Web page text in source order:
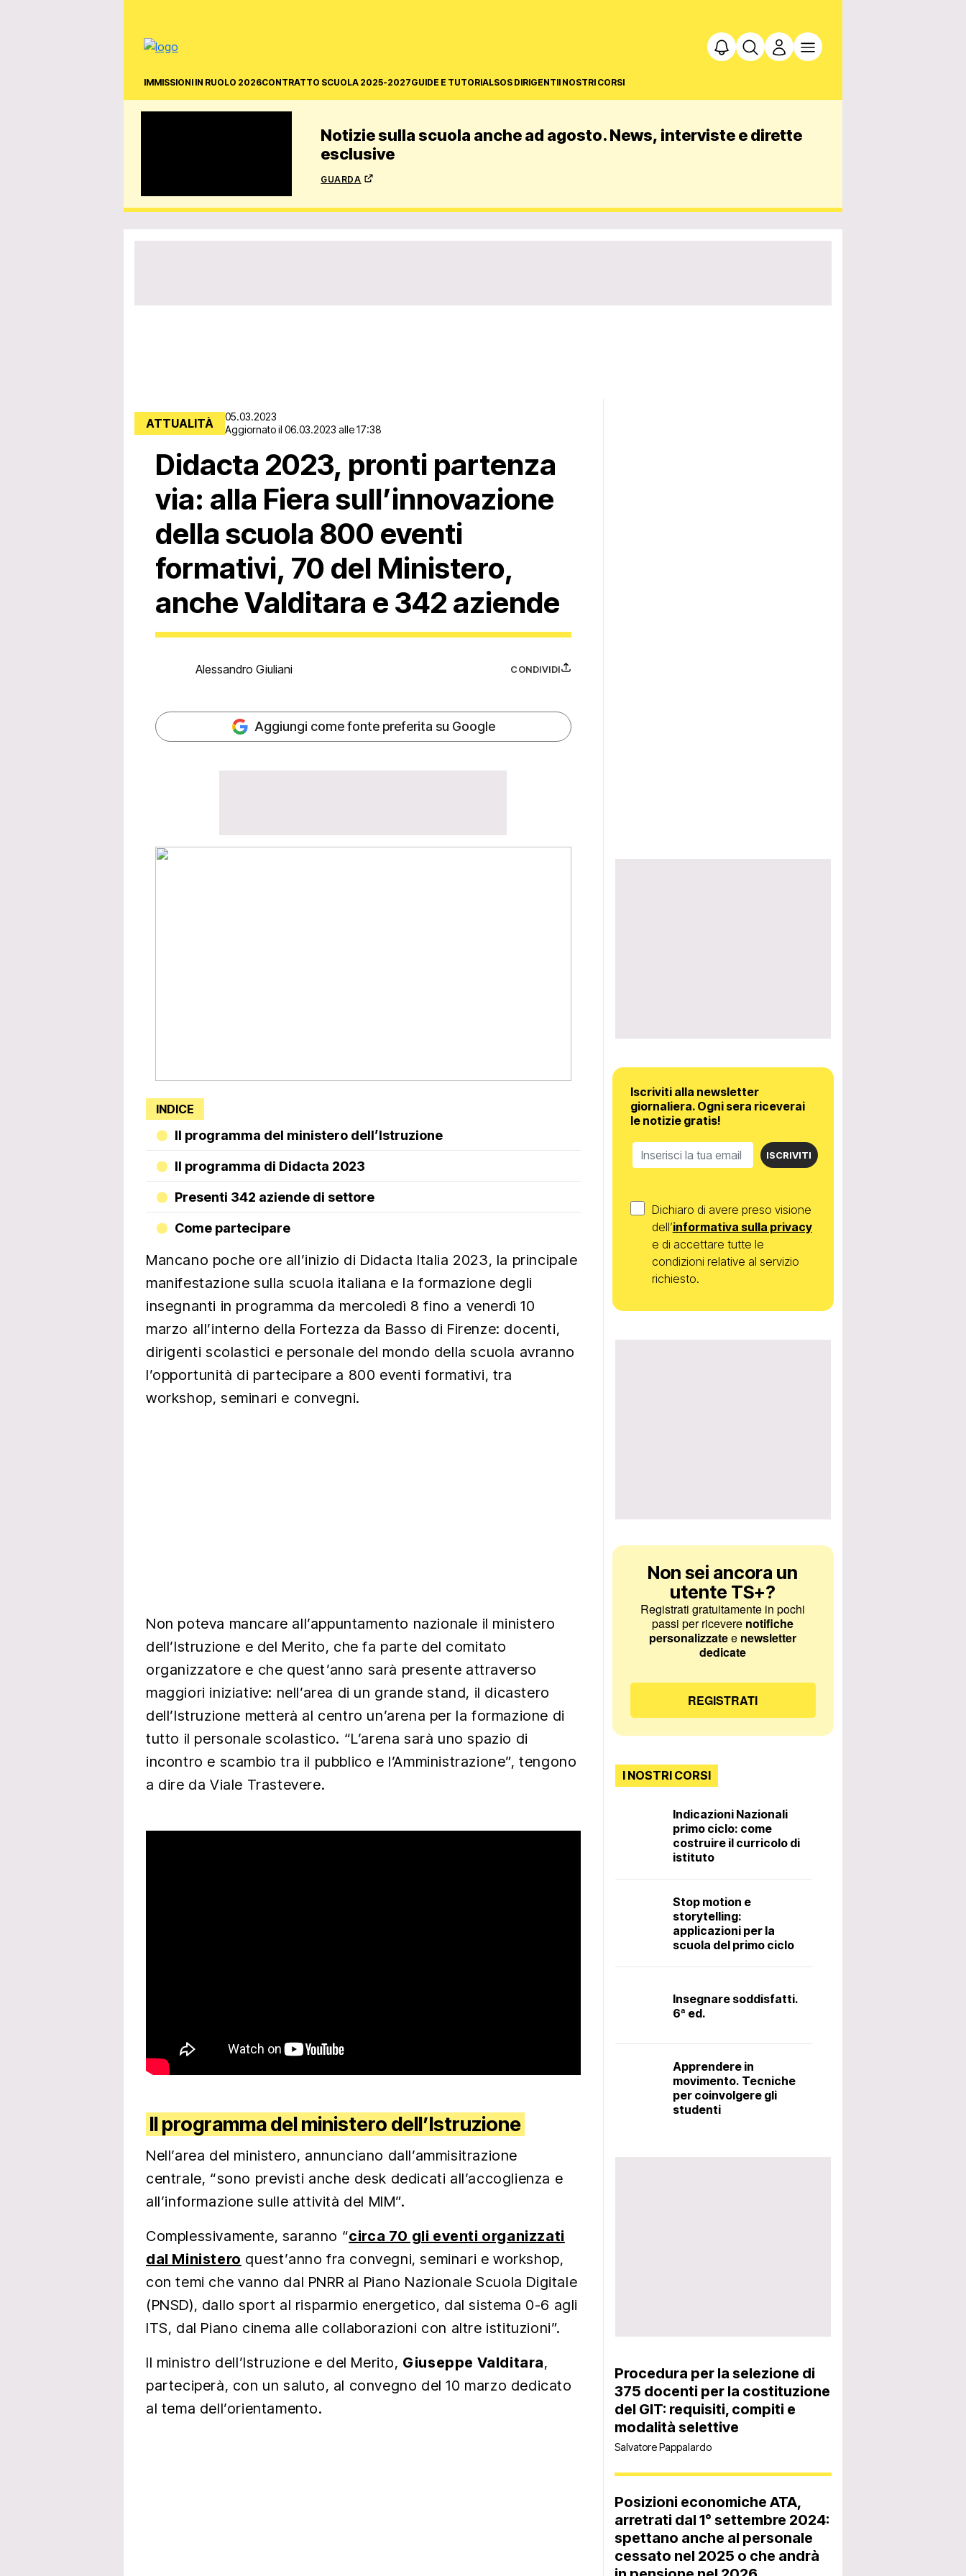
IMMISSIONI IN RUOLO 2026CONTRATTO SCUOLA 2025-2027GUIDE E TUTORIALSOS DIRIGENTII NOSTRI CORSI
Notizie sulla scuola anche ad agosto. News, interviste e dirette
esclusive
guarda
ATTUALITÀ
05.03.2023
Aggiornato il 06.03.2023 alle 17:38
Didacta 2023, pronti partenza
via: alla Fiera sull’innovazione
della scuola 800 eventi
formativi, 70 del Ministero,
anche Valditara e 342 aziende
Alessandro Giuliani CONDIVIDI
Aggiungi come fonte preferita su Google
INDICE
Il programma del ministero dell’Istruzione
Il programma di Didacta 2023
Presenti 342 aziende di settore
Come partecipare
Mancano poche ore all’inizio di Didacta Italia 2023, la principale
manifestazione sulla scuola italiana e la formazione degli
insegnanti in programma da mercoledì 8 fino a venerdì 10
marzo all’interno della Fortezza da Basso di Firenze: docenti,
dirigenti scolastici e personale del mondo della scuola avranno
l’opportunità di partecipare a 800 eventi formativi, tra
workshop, seminari e convegni.
Non poteva mancare all’appuntamento nazionale il ministero
dell’Istruzione e del Merito, che fa parte del comitato
organizzatore e che quest’anno sarà presente attraverso
maggiori iniziative: nell’area di un grande stand, il dicastero
dell’Istruzione metterà al centro un’arena per la formazione di
tutto il personale scolastico. “L’arena sarà uno spazio di
incontro e scambio tra il pubblico e l’Amministrazione”, tengono
a dire da Viale Trastevere.
Il programma del ministero dell’Istruzione
Nell’area del ministero, annunciano dall’ammisitrazione
centrale, “sono previsti anche desk dedicati all’accoglienza e
all’informazione sulle attività del MIM”.
Complessivamente, saranno “circa 70 gli eventi organizzati
dal Ministero quest’anno fra convegni, seminari e workshop,
con temi che vanno dal PNRR al Piano Nazionale Scuola Digitale
(PNSD), dallo sport al risparmio energetico, dal sistema 0-6 agli
ITS, dal Piano cinema alle collaborazioni con altre istituzioni”.
Il ministro dell’Istruzione e del Merito, Giuseppe Valditara,
parteciperà, con un saluto, al convegno del 10 marzo dedicato
al tema dell’orientamento.
Iscriviti alla newsletter
giornaliera. Ogni sera riceverai
le notizie gratis!
ISCRIVITI
Dichiaro di avere preso visione
dell’informativa sulla privacy
e di accettare tutte le
condizioni relative al servizio
richiesto.
Non sei ancora un
utente TS+?
Registrati gratuitamente in pochi
passi per ricevere notifiche
personalizzatee newsletter
dedicate
REGISTRATI
I NOSTRI CORSI
Indicazioni Nazionali
primo ciclo: come
costruire il curricolo di
istituto
Stop motion e
storytelling:
applicazioni per la
scuola del primo ciclo
Insegnare soddisfatti.
6ª ed.
Apprendere in
movimento. Tecniche
per coinvolgere gli
studenti
Procedura per la selezione di
375 docenti per la costituzione
del GIT: requisiti, compiti e
modalità selettive
Salvatore Pappalardo
Posizioni economiche ATA,
arretrati dal 1° settembre 2024:
spettano anche al personale
cessato nel 2025 o che andrà